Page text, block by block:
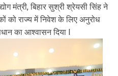
मंत्री, बिहार सुश्री श्रेयसी सिंह ने
को राज्य में निवेश के लिए अनुरोध
का आश्वासन दिया l